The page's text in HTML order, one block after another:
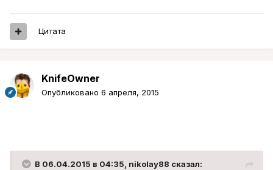
Цитата
KnifeOwner
Опубликовано 6 апреля, 2015
В 06.04.2015 в 04:35, nikolay88 сказал: